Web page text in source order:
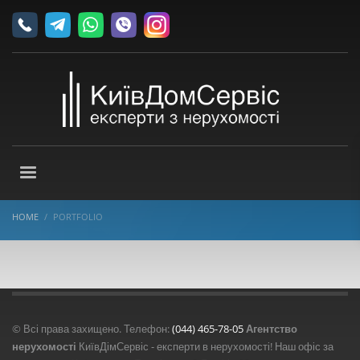
HOME PORTFOLIO
© Всі права захищено. Телефон:(044) 465-78-05 Агентство
нерухомості КиївДімСервіс - експерти в нерухомості! Наш офіс за